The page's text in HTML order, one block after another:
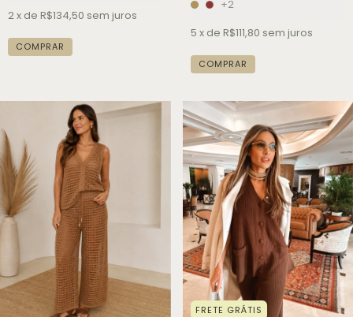
2x de R$134,50 sem juros
COMPRAR
+2
5 x de R$111,80 sem juros
COMPRAR
FRETE GRÁTIS